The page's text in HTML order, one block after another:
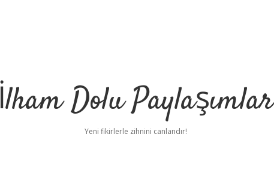
İlham Dolu Paylaşımlar
Yeni fikirlerle zihnini canlandır!